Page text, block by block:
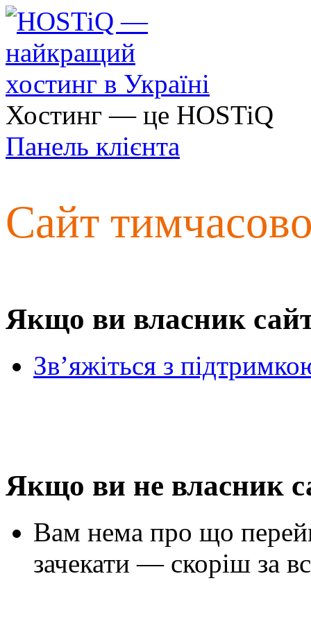
Хостинг — це HOSTiQ
Панель клієнта
Сайт
Якщо ви власник
Зв’яжіться з
Якщо ви не власник
Вам нема про що
зачекати — скоріш за